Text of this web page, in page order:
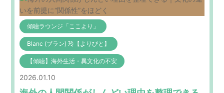
傾聴ラウンジ「ここより」
Blanc (ブラン) 玲【よりびと】
【傾聴】海外生活・異文化の不安
2026.01.10